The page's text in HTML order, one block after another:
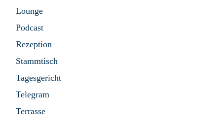
Lounge
Podcast
Rezeption
Stammtisch
Tagesgericht
Telegram
Terrasse